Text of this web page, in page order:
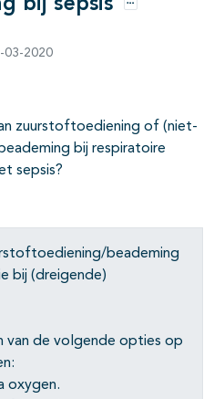
bij sepsis Opties
03-2020
zuurstoftoediening of (niet-
bij respiratoire
sepsis?
beademing
bij (dreigende)
van de volgende opties op
oxygen.